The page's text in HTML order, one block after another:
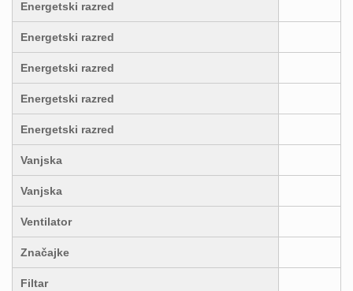
Energetski razred
Energetski razred
Energetski razred
Energetski razred
Energetski razred
Vanjska
Vanjska
Ventilator
Značajke
Filtar